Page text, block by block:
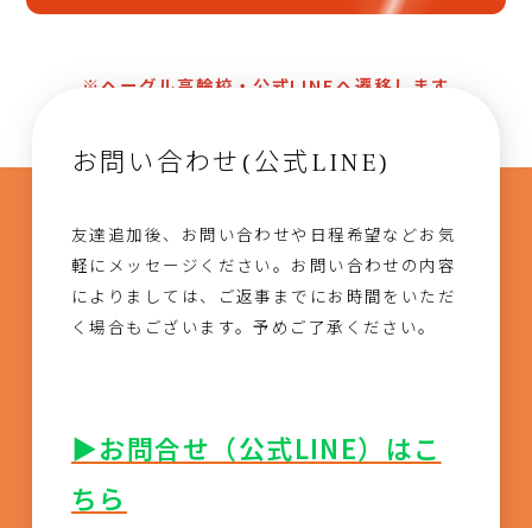
※ヘーグル高輪校・公式LINEへ遷移します
お問い合わせ(公式LINE)
友達追加後、お問い合わせや日程希望などお気
軽にメッセージください。お問い合わせの内容
によりましては、ご返事までにお時間をいただ
く場合もございます。予めご了承ください。
▶お問合せ（公式LINE）はこ
ちら